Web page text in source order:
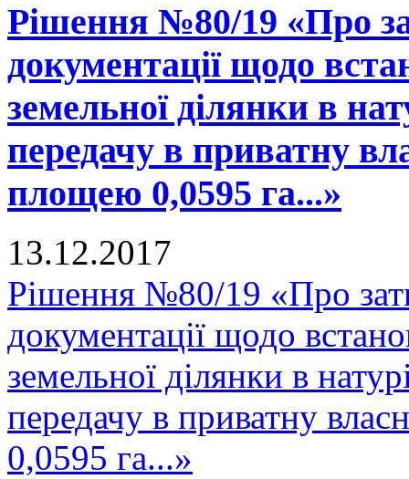
Рішення №80/19 «Про
документації щодо
земельної ділянки в
передачу в приватну
площею 0,0595 га...»
13.12.2017
Рішення №80/19 «Про
документації щодо
земельної ділянки в
передачу в приватну
0,0595 га...»